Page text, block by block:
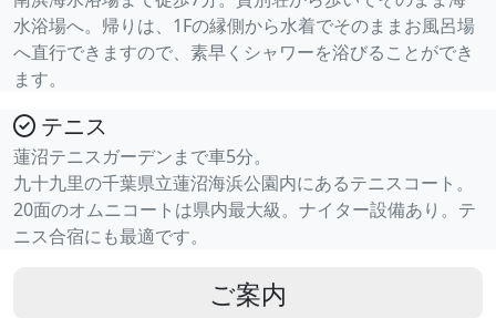
水浴場へ。帰りは、1Fの縁側から水着でそのままお風呂場
へ直行できますので、素早くシャワーを浴びることができ
ます。
テニス
蓮沼テニスガーデンまで車5分。
九十九里の千葉県立蓮沼海浜公園内にあるテニスコート。
20面のオムニコートは県内最大級。ナイター設備あり。テ
ニス合宿にも最適です。
ご案内